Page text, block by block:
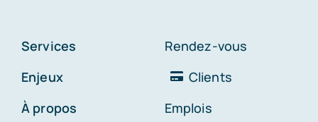
Services
Enjeux
À propos
Rendez-vous
Clients
Emplois